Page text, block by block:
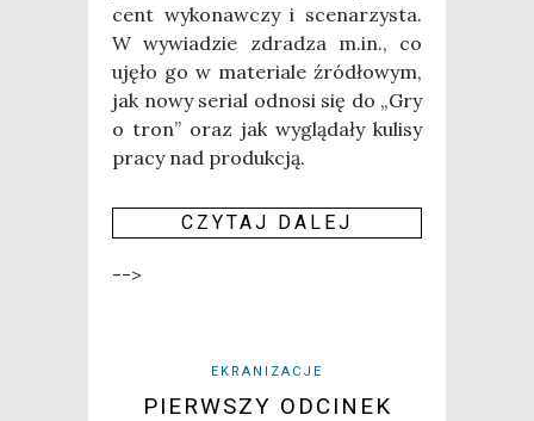
cent wyko­naw­czy i sce­na­rzy­sta.
W wywia­dzie zdra­dza m.in., co
uję­ło go w mate­ria­le źró­dło­wym,
jak nowy serial odno­si się do „Gry
o tron” oraz jak wyglą­da­ły kuli­sy
pra­cy nad pro­duk­cją.
CZY­TAJ DALEJ
-->
EKRANIZACJE
PIERWSZY ODCINEK